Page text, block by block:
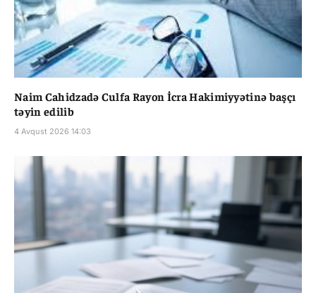
Naim Cahidzadə Culfa Rayon İcra Hakimiyyətinə başçı
təyin edilib
4 Avqust 2026 14:03